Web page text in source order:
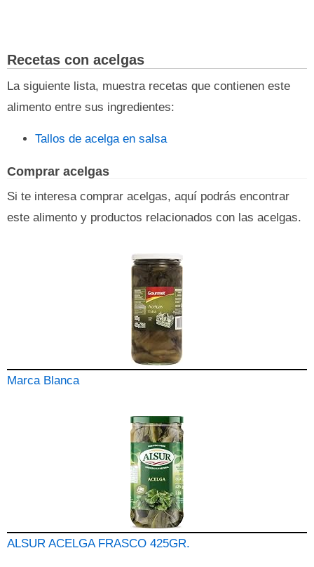
Recetas con acelgas
La siguiente lista, muestra recetas que contienen este
alimento entre sus ingredientes:
Tallos de acelga en salsa
Comprar acelgas
Si te interesa comprar acelgas, aquí podrás encontrar
este alimento y productos relacionados con las acelgas.
Marca Blanca
ALSUR ACELGA FRASCO 425GR.